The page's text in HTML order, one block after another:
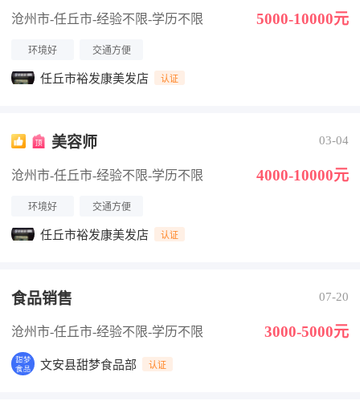
沧州市-任丘市-经验不限-学历不限 5000-10000元
环境好 交通方便
任丘市裕发康美发店 认证
美容师 03-04
沧州市-任丘市-经验不限-学历不限 4000-10000元
环境好 交通方便
任丘市裕发康美发店 认证
食品销售 07-20
沧州市-任丘市-经验不限-学历不限 3000-5000元
文安县甜梦食品部 认证